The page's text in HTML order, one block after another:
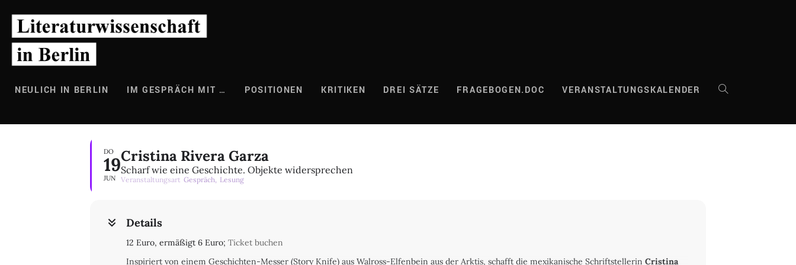
Inhalt
springen
NEULICH IN BERLIN IM GESPRÄCH MIT … POSITIONEN KRITIKEN DREI SÄTZE FRAGEBOGEN.DOC VERANSTALTUNGSKALENDER WEBSITE-
DO
19
JUN
Cristina Rivera Garza
Scharf wie eine Geschichte. Objekte widersprechen
Veranstaltungsart Gespräch, Lesung
Details
12 Euro, ermäßigt 6 Euro; Ticket buchen
Inspiriert von einem Geschichten-Messer (Story Knife) aus Walross-Elfenbein aus der Arktis, schafft die mexikanische Schriftstellerin Cristina